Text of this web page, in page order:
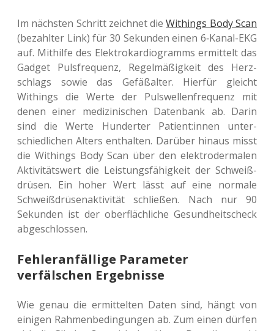
Im nächs­ten Schritt zeich­net dieWithings Body Scan
(bezahl­ter Link) für 30 Sekun­den einen 6‑Ka­nal-EKG
auf. Mit­hil­fe des Elek­tro­kar­dio­gramms ermit­telt das
Gadget Puls­fre­quenz, Regel­mä­ßig­keit des Herz­
schlags sowie das Gefäß­al­ter. Hier­für gleicht
Withings die Werte der Puls­wel­len­fre­quenz mit
denen einer medi­zi­ni­schen Daten­bank ab. Darin
sind die Werte Hun­der­ter Patient:innen unter­
schied­li­chen Alters ent­hal­ten. Dar­über hinaus misst
die Withings Body Scan über den elek­tro­der­ma­len
Akti­vi­täts­wert die Leis­tungs­fä­hig­keit der Schweiß­
drü­sen. Ein hoher Wert lässt auf eine nor­ma­le
Schweiß­drü­sen­ak­ti­vi­tät schlie­ßen. Nach nur 90
Sekun­den ist der ober­fläch­li­che Gesund­heits­check
abgeschlossen.
Fehleranfällige Parameter
verfälschen Ergebnisse
Wie genau die ermit­tel­ten Daten sind, hängt von
eini­gen Rah­men­be­din­gun­gen ab. Zum einen dürfen